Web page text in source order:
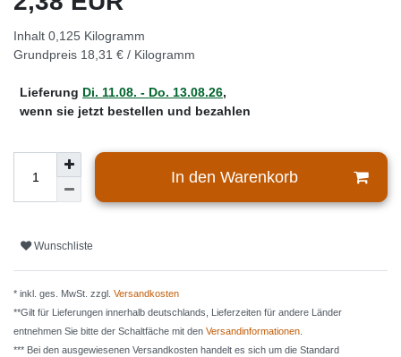
Inhalt 0,125 Kilogramm
Grundpreis 18,31 € / Kilogramm
Lieferung Di. 11.08. - Do. 13.08.26,
wenn sie jetzt bestellen und bezahlen
In den Warenkorb
Wunschliste
* inkl. ges. MwSt. zzgl. Versandkosten
**Gilt für Lieferungen innerhalb deutschlands, Lieferzeiten für andere Länder
entnehmen Sie bitte der Schaltfäche mit den Versandinformationen
*** Bei den ausgewiesenen Versandkosten handelt es sich um die Standard